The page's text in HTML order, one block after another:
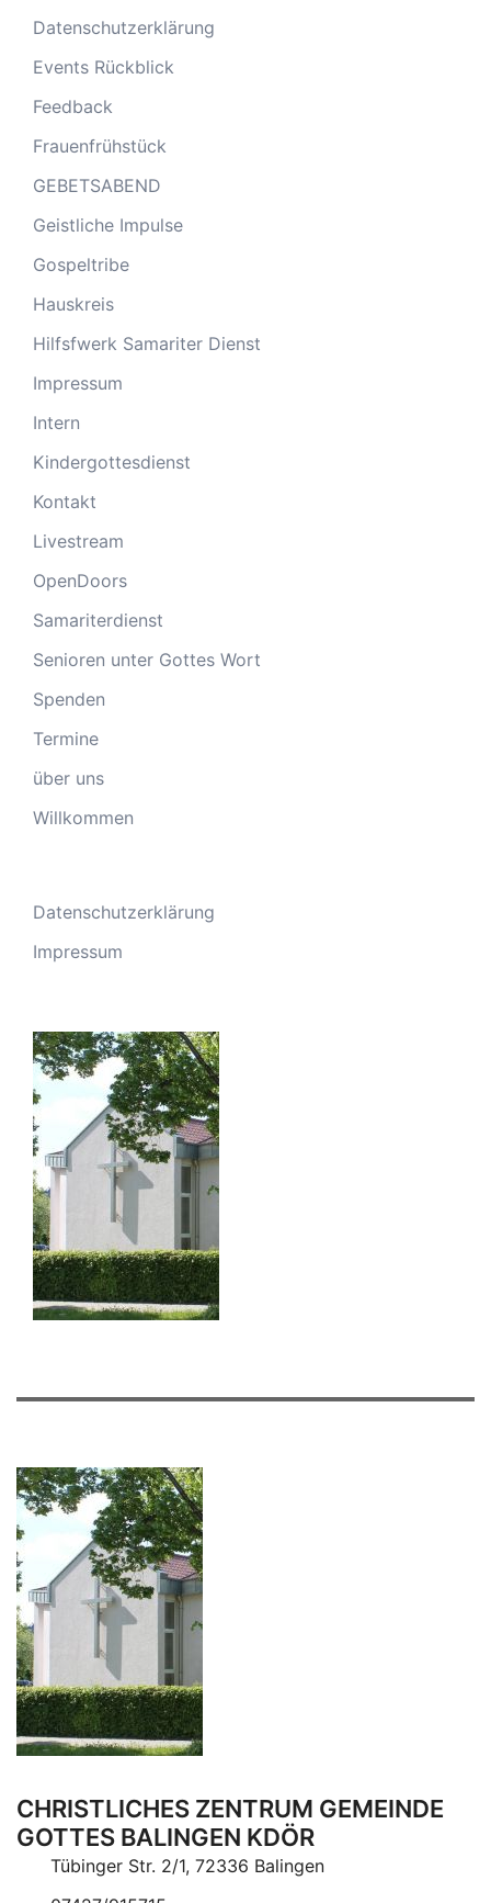
Datenschutzerklärung
Events Rückblick
Feedback
Frauenfrühstück
GEBETSABEND
Geistliche Impulse
Gospeltribe
Hauskreis
Hilfsfwerk Samariter Dienst
Impressum
Intern
Kindergottesdienst
Kontakt
Livestream
OpenDoors
Samariterdienst
Senioren unter Gottes Wort
Spenden
Termine
über uns
Willkommen
Datenschutzerklärung
Impressum
CHRISTLICHES ZENTRUM GEMEINDE
GOTTES BALINGEN KDÖR
Tübinger Str. 2/1, 72336 Balingen